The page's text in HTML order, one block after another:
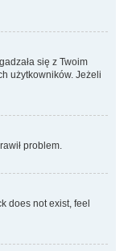
się z Twoim
użytkowników. Jeżeli
problem.
does not exist, feel